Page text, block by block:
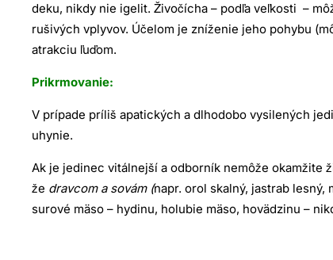
deku, nikdy nie igelit. Živočícha – podľa veľkosti –
rušivých vplyvov. Účelom je zníženie jeho pohybu
atrakciu ľuďom.
Prikrmovanie:
V prípade príliš apatických a dlhodobo vysilených
uhynie.
Ak je jedinec vitálnejší a odborník nemôže okamžite
že dravcom a sovám (napr. orol skalný, jastrab lesný,
surové mäso – hydinu, holubie mäso, hovädzinu –